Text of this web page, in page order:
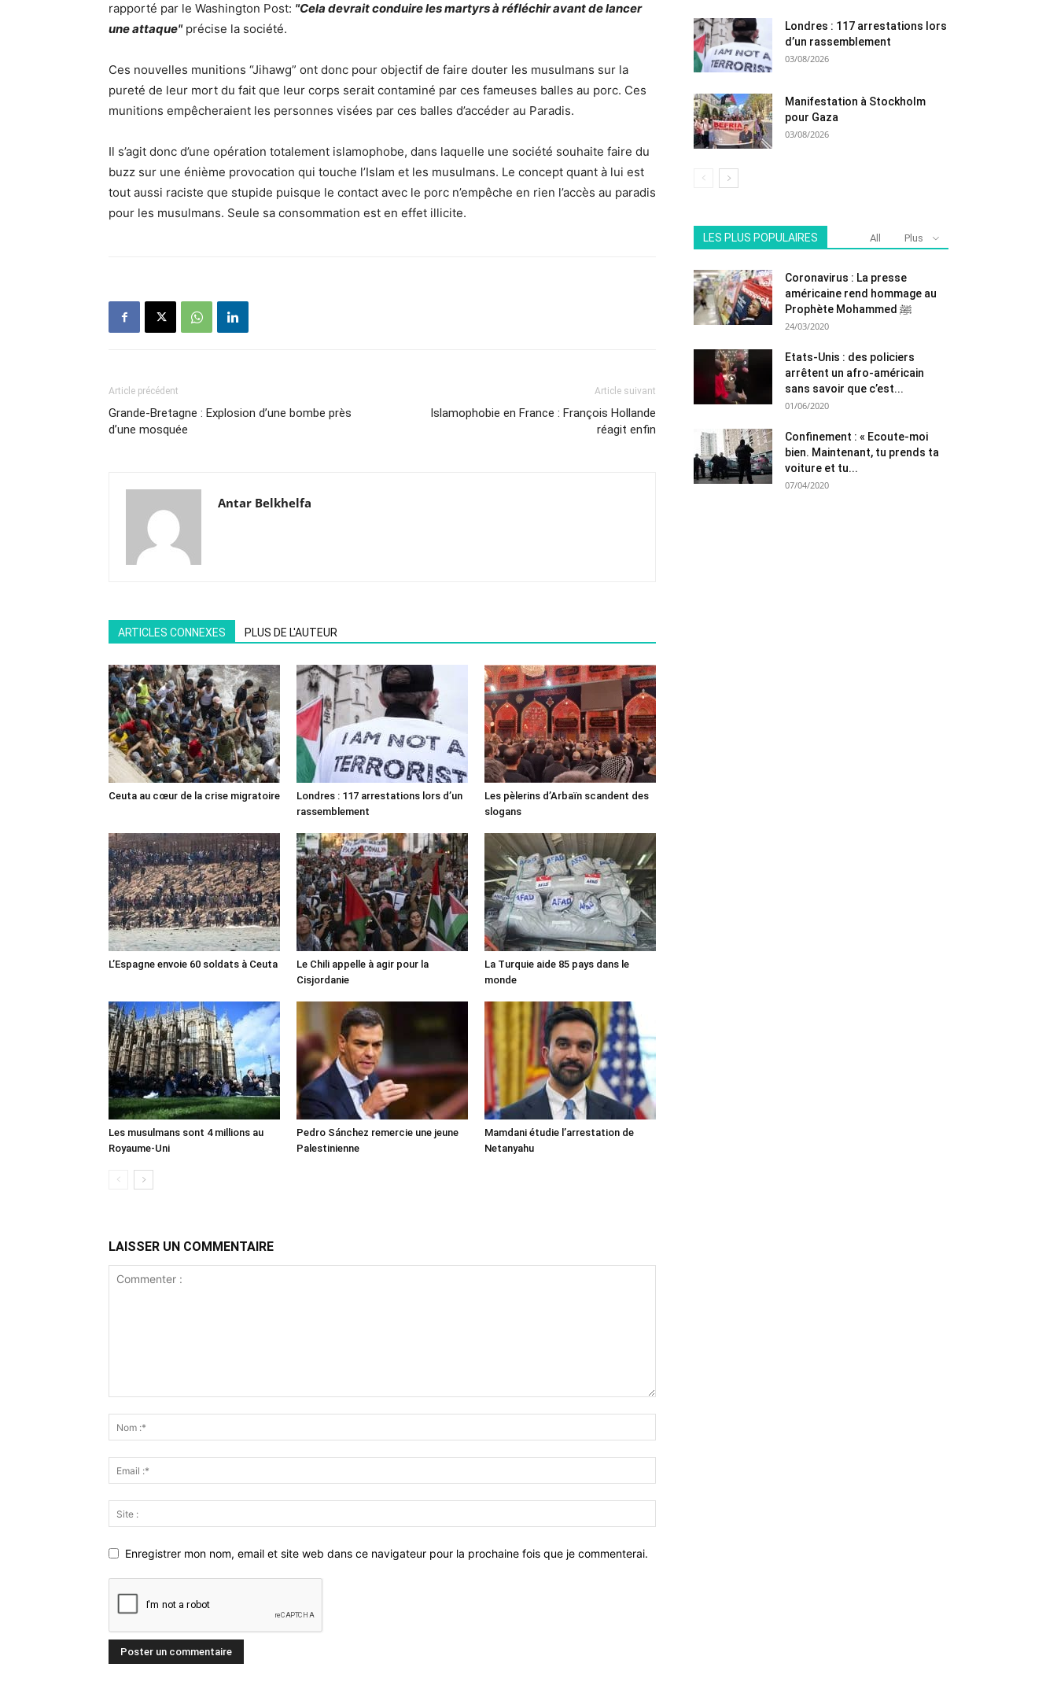
rapporté par le Washington Post: "Cela devrait conduire les martyrs à réfléchir avant de lancer
une attaque" précise la société.
Ces nouvelles munitions “Jihawg” ont donc pour objectif de faire douter les musulmans sur la
pureté de leur mort du fait que leur corps serait contaminé par ces fameuses balles au porc. Ces
munitions empêcheraient les personnes visées par ces balles d’accéder au Paradis.
Il s’agit donc d’une opération totalement islamophobe, dans laquelle une société souhaite faire du
buzz sur une énième provocation qui touche l’Islam et les musulmans. Le concept quant à lui est
tout aussi raciste que stupide puisque le contact avec le porc n’empêche en rien l’accès au paradis
pour les musulmans. Seule sa consommation est en effet illicite.
Article précédent
Grande-Bretagne : Explosion d’une bombe près
d’une mosquée
Article suivant
Islamophobie en France : François Hollande
réagit enfin
Antar Belkhelfa
ARTICLES CONNEXES PLUS DE L'AUTEUR
Ceuta au cœur de la crise migratoire
Londres : 117 arrestations lors d’un
rassemblement
Les pèlerins d’Arbaïn scandent des
slogans
L’Espagne envoie 60 soldats à Ceuta
Le Chili appelle à agir pour la
Cisjordanie
La Turquie aide 85 pays dans le
monde
Les musulmans sont 4 millions au
Royaume-Uni
Pedro Sánchez remercie une jeune
Palestinienne
Mamdani étudie l’arrestation de
Netanyahu
LAISSER UN COMMENTAIRE
Enregistrer mon nom, email et site web dans ce navigateur pour la prochaine fois que je commenterai.
Londres : 117 arrestations lors
d’un rassemblement
03/08/2026
Manifestation à Stockholm
pour Gaza
03/08/2026
LES PLUS POPULAIRES All Plus
Coronavirus : La presse
américaine rend hommage au
Prophète Mohammed ﷺ
24/03/2020
Etats-Unis : des policiers
arrêtent un afro-américain
sans savoir que c’est...
01/06/2020
Confinement : « Ecoute-moi
bien. Maintenant, tu prends ta
voiture et tu...
07/04/2020